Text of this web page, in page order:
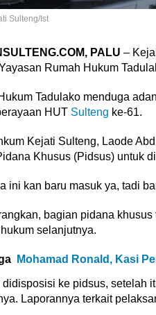
Sulteng/Ist
PALU –
Rumah Hukum
Tadulako menduga
HUT Sulteng ke-61.
Kejati Sulteng, Laode
Khusus (Pidsus) untuk
ini kan baru masuk ya, tadi
bagian pidana
selanjutnya.
Mohamad Ronald, Kasi
didisposisi ke pidsus, setelah
Laporannya terkait